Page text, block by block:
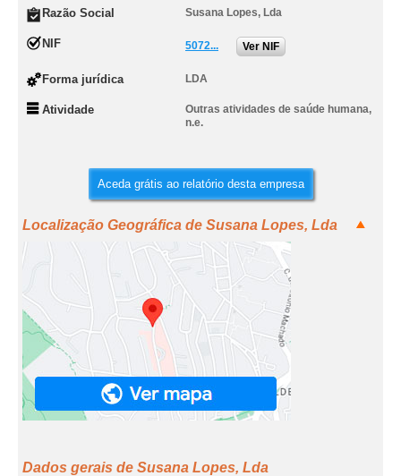
Razão Social Susana Lopes, Lda
NIF 5072... Ver NIF
Forma jurídica LDA
Atividade
Outras atividades de saúde humana,
n.e.
Aceda grátis ao relatório desta empresa
Localização Geográfica de Susana Lopes, Lda
Dados gerais de Susana Lopes, Lda